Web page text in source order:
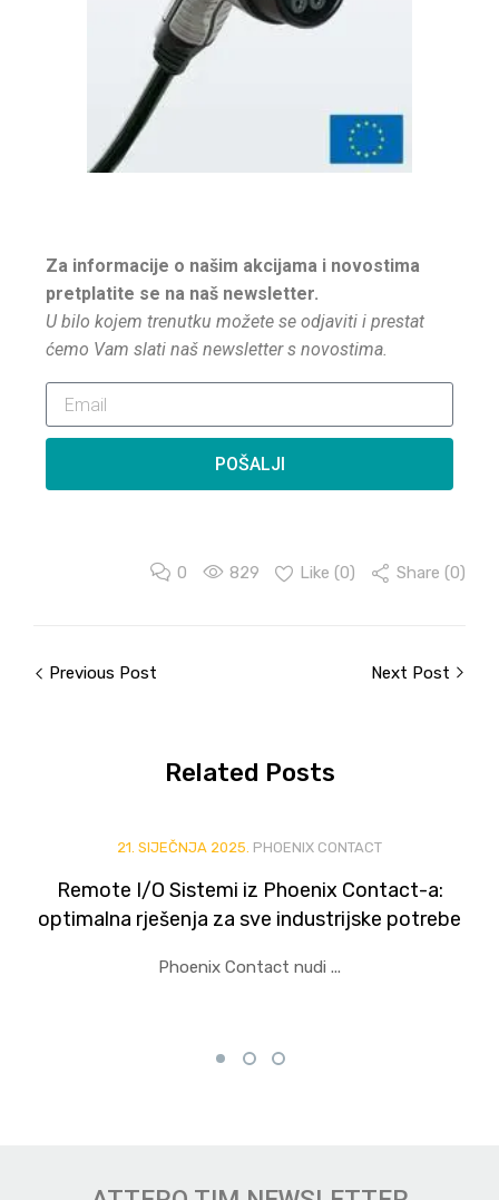
Za informacije o našim akcijama i novostima
pretplatite se na naš newsletter.
U bilo kojem trenutku možete se odjaviti i prestat
ćemo Vam slati naš newsletter s novostima.
POŠALJI
0 829 Like (0) Share (0)
Previous Post Next Post
Related Posts
21. SIJEČNJA 2025. PHOENIX CONTACT
Remote I/O Sistemi iz Phoenix Contact-a:
optimalna rješenja za sve industrijske potrebe
Phoenix Contact nudi ...